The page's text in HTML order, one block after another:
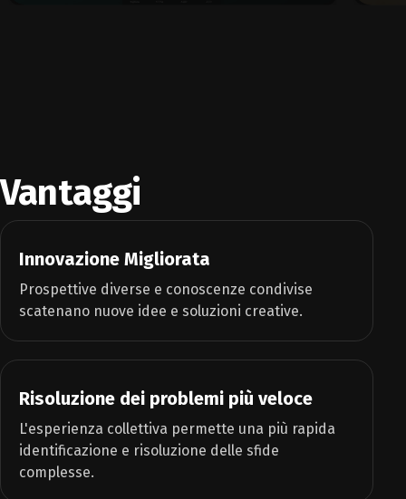
Vantaggi
Innovazione Migliorata
Prospettive diverse e conoscenze condivise
scatenano nuove idee e soluzioni creative.
Risoluzione dei problemi più veloce
L'esperienza collettiva permette una più rapida
identificazione e risoluzione delle sfide
complesse.